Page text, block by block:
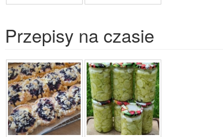
Przepisy na czasie